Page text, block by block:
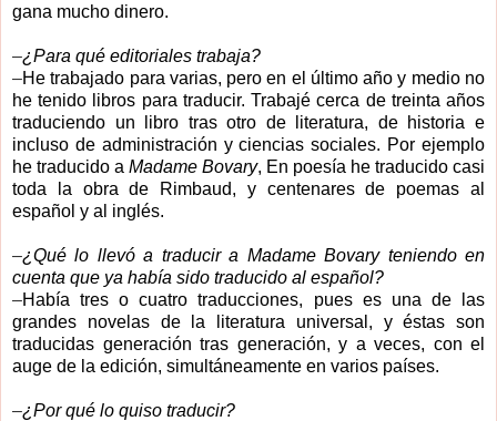
gana mucho dinero.
–¿Para qué editoriales trabaja?
–He trabajado para varias, pero en el último año y medio no
he tenido libros para traducir. Trabajé cerca de treinta años
traduciendo un libro tras otro de literatura, de historia e
incluso de administración y ciencias sociales. Por ejemplo
he traducido a Madame Bovary, En poesía he traducido casi
toda la obra de Rimbaud, y centenares de poemas al
español y al inglés.
–¿Qué lo llevó a traducir a Madame Bovary teniendo en
cuenta que ya había sido traducido al español?
–Había tres o cuatro traducciones, pues es una de las
grandes novelas de la literatura universal, y éstas son
traducidas generación tras generación, y a veces, con el
auge de la edición, simultáneamente en varios países.
–¿Por qué lo quiso traducir?